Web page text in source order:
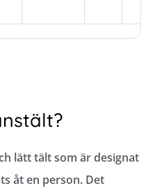
lätt tält som är designat
åt en person. Det